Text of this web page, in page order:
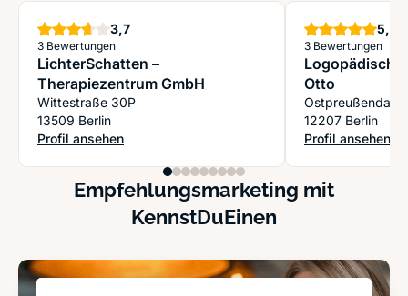
3,7Sterne
3 Bewertungen
LichterSchatten –
Therapiezentrum GmbH
Wittestraße 30P
13509 Berlin
Profil ansehen
: LichterSchatten – Therapiezentrum GmbH
5,0
3 Bewertungen
Logopädische
Otto
12207 Berlin
Profil ansehen
: Logopädische
Empfehlungsmarketing mit
KennstDuEinen